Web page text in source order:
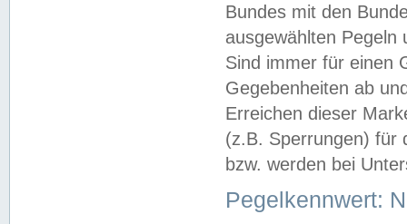
Bundes mit den
ausgewählten
Sind immer für einen
Gegebenheiten ab
Erreichen dieser
(z.B. Sperrungen) für
bzw. werden bei
Pegelkennwert: